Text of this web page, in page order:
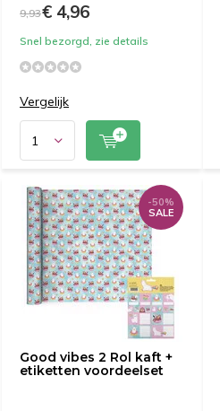
9,93€ 4,96
Snel bezorgd, zie details
Vergelijk
Good vibes 2 Rol kaft +
etiketten voordeelset
-50%
SALE